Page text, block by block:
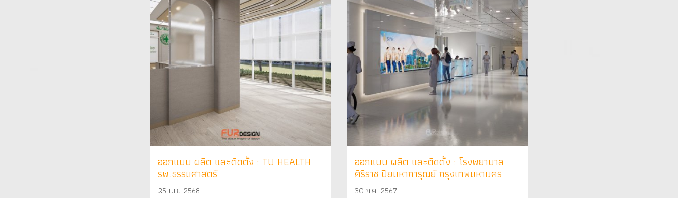
ออกแบบ ผลิต และติดตั้ง : TU HEALTH
รพ.ธรรมศาสตร์
25 เม.ย 2568
ออกแบบ ผลิต และติดตั้ง : โรงพยาบาล
ศิริราช ปิยมหาการุณย์ กรุงเทพมหานคร
30 ก.ค. 2567